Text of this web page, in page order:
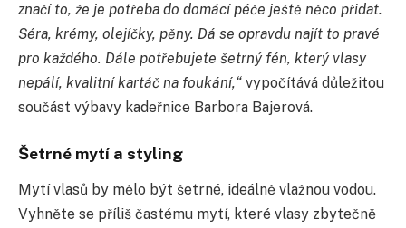
značí to, že je potřeba do domácí péče ještě něco přidat.
Séra, krémy, olejíčky, pěny. Dá se opravdu najít to pravé
pro každého. Dále potřebujete šetrný fén, který vlasy
nepálí, kvalitní kartáč na foukání,“ vypočítává důležitou
součást výbavy kadeřnice Barbora Bajerová.
Šetrné mytí a styling
Mytí vlasů by mělo být šetrné, ideálně vlažnou vodou.
Vyhněte se příliš častému mytí, které vlasy zbytečně